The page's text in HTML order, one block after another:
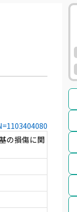
の損傷に関